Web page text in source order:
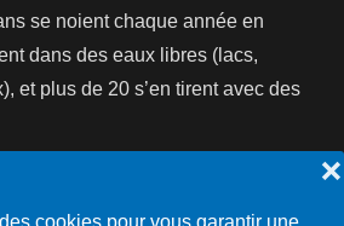
❌
se noient chaque année en
dans des eaux libres (lacs,
et plus de 20 s’en tirent avec des